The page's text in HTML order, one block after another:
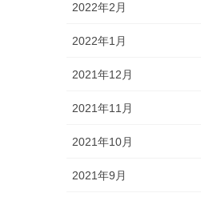
2022年2月
2022年1月
2021年12月
2021年11月
2021年10月
2021年9月